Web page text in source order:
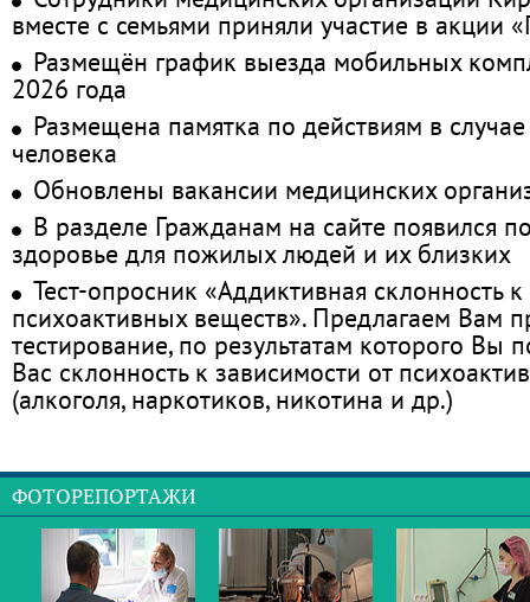
вместе с семьями приняли участие в акции
Размещён график выезда мобильных
2026 года
Размещена памятка по действиям в
человека
Обновлены вакансии медицинских
В разделе Гражданам на сайте появился
здоровье для пожилых людей и их близких
Тест-опросник «Аддиктивная склонность
психоактивных веществ». Предлагаем Вам
тестирование, по результатам которого Вы
Вас склонность к зависимости от
(алкоголя, наркотиков, никотина и др.)
ФОТОРЕПОРТАЖИ